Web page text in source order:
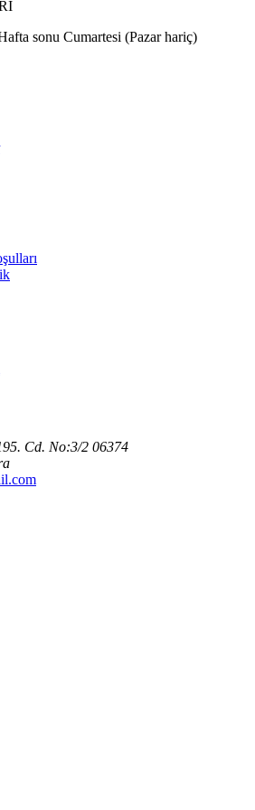
sonu Cumartesi (Pazar hariç)
Cd. No:3/2 06374